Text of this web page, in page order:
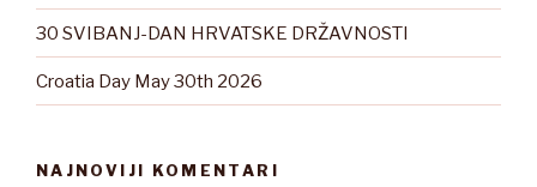
30 SVIBANJ-DAN HRVATSKE DRŽAVNOSTI
Croatia Day May 30th 2026
NAJNOVIJI KOMENTARI